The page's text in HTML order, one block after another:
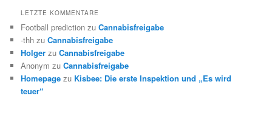
LETZTE KOMMENTARE
Football prediction zuCannabisfreigabe
-thh zuCannabisfreigabe
Holger zuCannabisfreigabe
Anonym zuCannabisfreigabe
Homepage zu Kisbee: Die erste Inspektion und „Es wird
teuer“